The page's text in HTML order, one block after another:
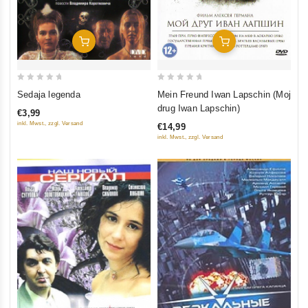
In Den Warenkorb
of
Sedaja legenda
€3,99
inkl. Mwst., zzgl. Versand
In Den Warenkorb
5
Mein Freund Iwan Lapschin (Moj
drug Iwan Lapschin)
€14,99
inkl. Mwst., zzgl. Versand